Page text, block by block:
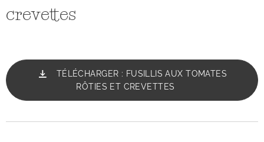
crevettes
TÉLÉCHARGER : FUSILLIS AUX TOMATES
RÔTIES ET CREVETTES